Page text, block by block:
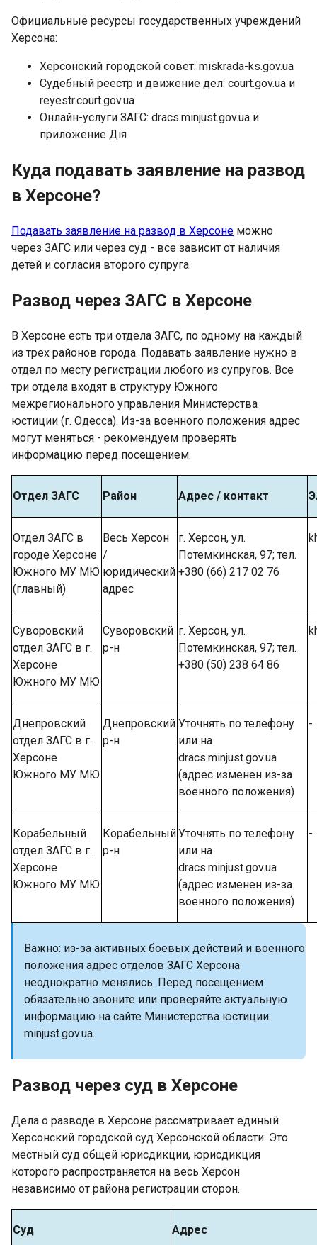
Официальные ресурсы государственных учреждений
Херсона:
Херсонский городской совет: miskrada-ks.gov.ua
Судебный реестр и движение дел: court.gov.ua и
reyestr.court.gov.ua
Онлайн-услуги ЗАГС: dracs.minjust.gov.ua и
приложение Дія
Куда подавать заявление на развод
в Херсоне?
Подавать заявление на развод в Херсоне можно
через ЗАГС или через суд - все зависит от наличия
детей и согласия второго супруга.
Развод через ЗАГС в Херсоне
В Херсоне есть три отдела ЗАГС, по одному на каждый
из трех районов города. Подавать заявление нужно в
отдел по месту регистрации любого из супругов. Все
три отдела входят в структуру Южного
межрегионального управления Министерства
юстиции (г. Одесса). Из-за военного положения адрес
могут меняться - рекомендуем проверять
информацию перед посещением.
Отдел ЗАГС Район Адрес / контакт
Отдел ЗАГС в
городе Херсоне
Южного МУ МЮ
(главный)
Весь Херсон
/
юридический
адрес
г. Херсон, ул.
Потемкинская, 97; тел.
+380 (66) 217 02 76
Суворовский
отдел ЗАГС в г.
Херсоне
Южного МУ МЮ
Суворовский
р-н
г. Херсон, ул.
Потемкинская, 97; тел.
+380 (50) 238 64 86
Днепровский
отдел ЗАГС в г.
Херсоне
Южного МУ МЮ
Днепровский
р-н
Уточнять по телефону
или на
dracs.minjust.gov.ua
(адрес изменен из-за
военного положения)
-
Корабельный
отдел ЗАГС в г.
Херсоне
Южного МУ МЮ
Корабельный
р-н
Уточнять по телефону
или на
dracs.minjust.gov.ua
(адрес изменен из-за
военного положения)
-
Важно: из-за активных боевых действий и военного
положения адрес отделов ЗАГС Херсона
неоднократно менялись. Перед посещением
обязательно звоните или проверяйте актуальную
информацию на сайте Министерства юстиции:
minjust.gov.ua.
Развод через суд в Херсоне
Дела о разводе в Херсоне рассматривает единый
Херсонский городской суд Херсонской области. Это
местный суд общей юрисдикции, юрисдикция
которого распространяется на весь Херсон
независимо от района регистрации сторон.
Суд Адрес